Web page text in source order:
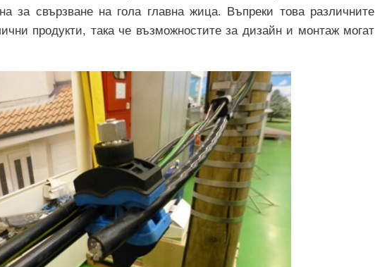
за свързване на гола главна жица. Въпреки това различните
продукти, така че възможностите за дизайн и монтаж могат